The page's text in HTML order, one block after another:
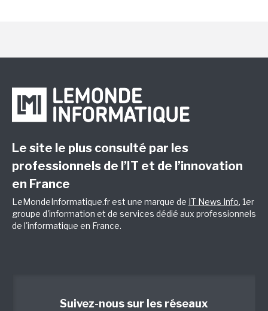
Le site le plus consulté par les
professionnels de l’IT et de l’innovation
en France
LeMondeInformatique.fr est une marque de IT News Info, 1er
groupe d'information et de services dédié aux professionnels
de l'informatique en France.
Suivez-nous sur les réseaux